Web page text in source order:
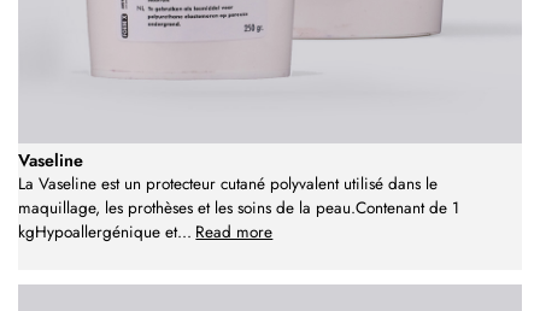
Vaseline
La Vaseline est un protecteur cutané polyvalent utilisé dans le
maquillage, les prothèses et les soins de la peau.Contenant de 1
kgHypoallergénique et... Read more